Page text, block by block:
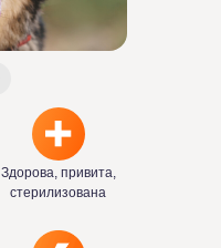
Здорова, привита,
стерилизована